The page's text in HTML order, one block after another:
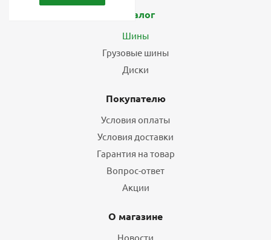
Каталог
Шины
Грузовые шины
Диски
Покупателю
Условия оплаты
Условия доставки
Гарантия на товар
Вопрос-ответ
Акции
О магазине
Новости